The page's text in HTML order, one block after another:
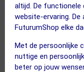
altijd. De
website-ervaring.
FuturumShop elke
Met de persoonlijke
nuttige en
beter op jouw